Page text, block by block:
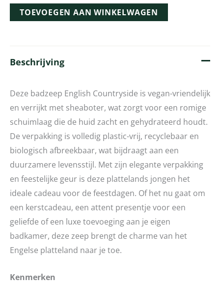
TOEVOEGEN AAN WINKELWAGEN
Beschrijving
Deze badzeep English Countryside is vegan-vriendelijk
en verrijkt met sheaboter, wat zorgt voor een romige
schuimlaag die de huid zacht en gehydrateerd houdt.
De verpakking is volledig plastic-vrij, recyclebaar en
biologisch afbreekbaar, wat bijdraagt aan een
duurzamere levensstijl. Met zijn elegante verpakking
en feestelijke geur is deze plattelands jongen het
ideale cadeau voor de feestdagen. Of het nu gaat om
een kerstcadeau, een attent presentje voor een
geliefde of een luxe toevoeging aan je eigen
badkamer, deze zeep brengt de charme van het
Engelse platteland naar je toe.
Kenmerken